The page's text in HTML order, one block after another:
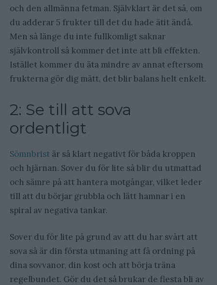
och den allmänna fetman. Självklart är det så, om
du adderar 5 frukter till det du hade ätit ändå.
Men så länge du inte fullkomligt saknar
självkontroll så kommer det inte att bli effekten.
Istället kommer du äta mindre av annat eftersom
frukterna gör dig mätt, det blir balans helt enkelt.
2: Se till att sova
ordentligt
Sömnbrist är så klart negativt för båda kroppen
och hjärnan. Sover du för lite så blir du utmattad
och sämre på att hantera motgångar, vilket leder
till att du börjar grubbla och lätt hamnar i en
spiral av negativa tankar.
Sover du för lite på grund av att du har svårt att
sova så är din första utmaning att få ordning på
dina sovvanor, din kost och att börja träna
regelbundet. Gör du det så brukar de flesta bli av